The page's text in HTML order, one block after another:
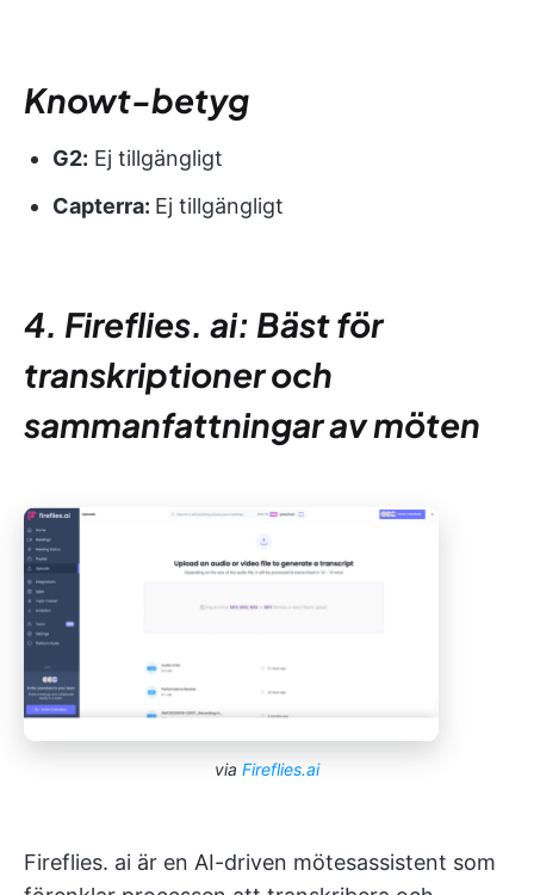
Knowt-betyg
G2: Ej tillgängligt
Capterra: Ej tillgängligt
4. Fireflies. ai: Bäst för
transkriptioner och
sammanfattningar av möten
via Fireflies.ai
Fireflies. ai är en AI-driven mötesassistent som